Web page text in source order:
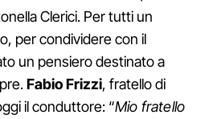
Clerici. Per tutti un
per condividere con il
un pensiero destinato a
Fabio Frizzi, fratello di
il conduttore: “Mio fratello